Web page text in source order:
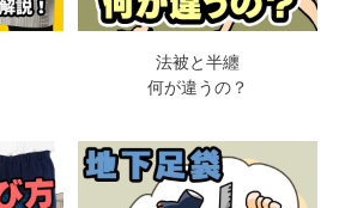
法被と半纏
何が違うの？